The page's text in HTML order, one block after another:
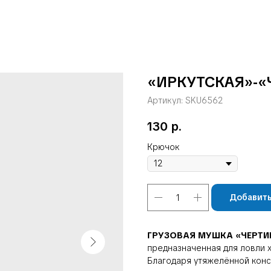
«ИРКУТСКАЯ»-
Артикул: SKU6562
130 р.
Крючок
ГРУЗОВАЯ МУШКА
предназначенная для ловли
Благодаря утяжелённой